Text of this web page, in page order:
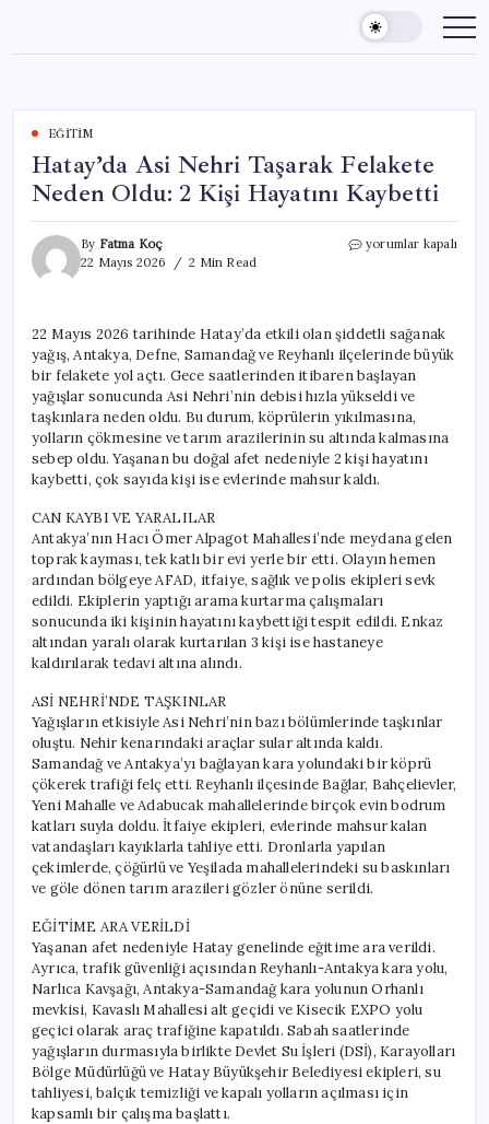
content
EĞITIM
Hatay’da Asi Nehri Taşarak Felakete
Neden Oldu: 2 Kişi Hayatını Kaybetti
By Fatma Koç
22 Mayıs 2026
2 Min Read
Hatay’da
Neden
Oldu:
2
Kişi
Kaybetti
için
yorumlar kapalı
22 Mayıs 2026 tarihinde Hatay’da etkili olan şiddetli sağanak
yağış, Antakya, Defne, Samandağ ve Reyhanlı ilçelerinde büyük
bir felakete yol açtı. Gece saatlerinden itibaren başlayan
yağışlar sonucunda Asi Nehri’nin debisi hızla yükseldi ve
taşkınlara neden oldu. Bu durum, köprülerin yıkılmasına,
yolların çökmesine ve tarım arazilerinin su altında kalmasına
sebep oldu. Yaşanan bu doğal afet nedeniyle 2 kişi hayatını
kaybetti, çok sayıda kişi ise evlerinde mahsur kaldı.
CAN KAYBI VE YARALILAR
Antakya’nın Hacı Ömer Alpagot Mahallesi’nde meydana gelen
toprak kayması, tek katlı bir evi yerle bir etti. Olayın hemen
ardından bölgeye AFAD, itfaiye, sağlık ve polis ekipleri sevk
edildi. Ekiplerin yaptığı arama kurtarma çalışmaları
sonucunda iki kişinin hayatını kaybettiği tespit edildi. Enkaz
altından yaralı olarak kurtarılan 3 kişi ise hastaneye
kaldırılarak tedavi altına alındı.
ASİ NEHRİ’NDE TAŞKINLAR
Yağışların etkisiyle Asi Nehri’nin bazı bölümlerinde taşkınlar
oluştu. Nehir kenarındaki araçlar sular altında kaldı.
Samandağ ve Antakya’yı bağlayan kara yolundaki bir köprü
çökerek trafiği felç etti. Reyhanlı ilçesinde Bağlar, Bahçelievler,
Yeni Mahalle ve Adabucak mahallelerinde birçok evin bodrum
katları suyla doldu. İtfaiye ekipleri, evlerinde mahsur kalan
vatandaşları kayıklarla tahliye etti. Dronlarla yapılan
çekimlerde, çöğürlü ve Yeşilada mahallelerindeki su baskınları
ve göle dönen tarım arazileri gözler önüne serildi.
EĞİTİME ARA VERİLDİ
Yaşanan afet nedeniyle Hatay genelinde eğitime ara verildi.
Ayrıca, trafik güvenliği açısından Reyhanlı-Antakya kara yolu,
Narlıca Kavşağı, Antakya-Samandağ kara yolunun Orhanlı
mevkisi, Kavaslı Mahallesi alt geçidi ve Kisecik EXPO yolu
geçici olarak araç trafiğine kapatıldı. Sabah saatlerinde
yağışların durmasıyla birlikte Devlet Su İşleri (DSİ), Karayolları
Bölge Müdürlüğü ve Hatay Büyükşehir Belediyesi ekipleri, su
tahliyesi, balçık temizliği ve kapalı yolların açılması için
kapsamlı bir çalışma başlattı.